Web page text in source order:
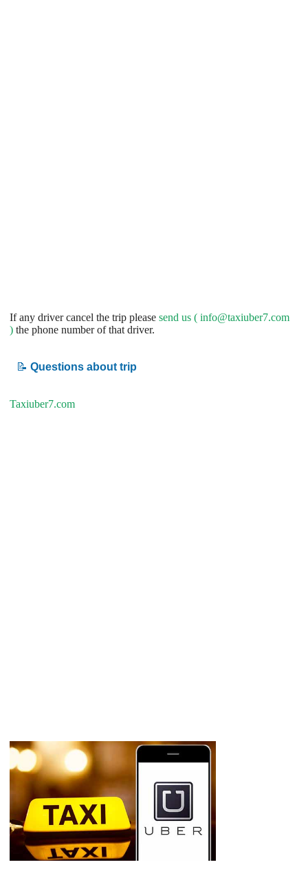
If any driver cancel the trip please send us ( info@taxiuber7.com
) the phone number of that driver.
📝 Questions about trip
Taxiuber7.com